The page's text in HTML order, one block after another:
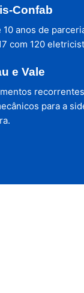
Confab
10 anos de
com 120
e Vale
para a